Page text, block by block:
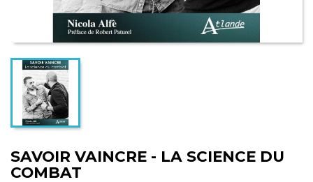
SAVOIR VAINCRE - LA SCIENCE DU
COMBAT